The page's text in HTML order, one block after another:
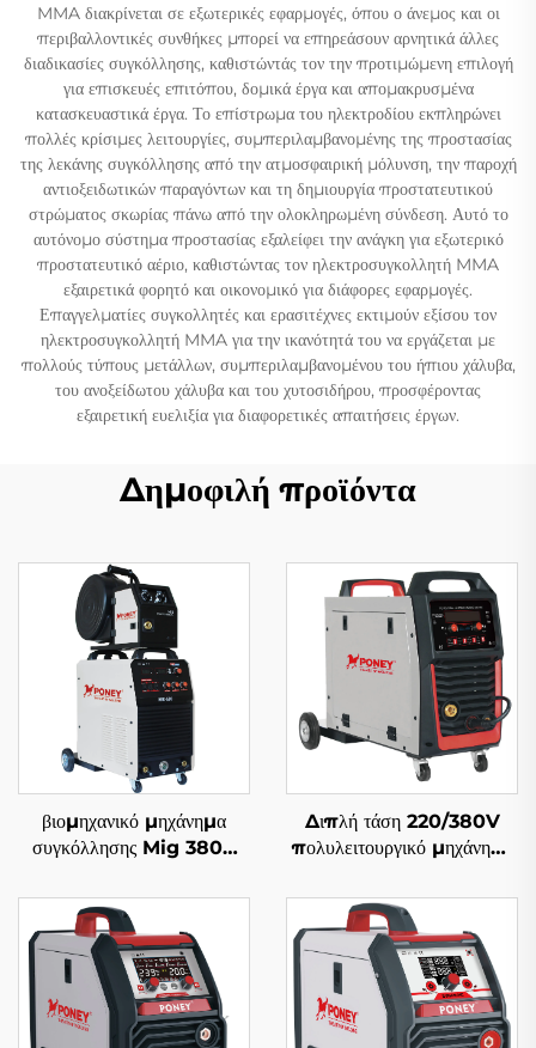
MMA διακρίνεται σε εξωτερικές εφαρμογές, όπου ο άνεμος και οι
περιβαλλοντικές συνθήκες μπορεί να επηρεάσουν αρνητικά άλλες
διαδικασίες συγκόλλησης, καθιστώντάς τον την προτιμώμενη επιλογή
για επισκευές επιτόπου, δομικά έργα και απομακρυσμένα
κατασκευαστικά έργα. Το επίστρωμα του ηλεκτροδίου εκπληρώνει
πολλές κρίσιμες λειτουργίες, συμπεριλαμβανομένης της προστασίας
της λεκάνης συγκόλλησης από την ατμοσφαιρική μόλυνση, την παροχή
αντιοξειδωτικών παραγόντων και τη δημιουργία προστατευτικού
στρώματος σκωρίας πάνω από την ολοκληρωμένη σύνδεση. Αυτό το
αυτόνομο σύστημα προστασίας εξαλείφει την ανάγκη για εξωτερικό
προστατευτικό αέριο, καθιστώντας τον ηλεκτροσυγκολλητή MMA
εξαιρετικά φορητό και οικονομικό για διάφορες εφαρμογές.
Επαγγελματίες συγκολλητές και ερασιτέχνες εκτιμούν εξίσου τον
ηλεκτροσυγκολλητή MMA για την ικανότητά του να εργάζεται με
πολλούς τύπους μετάλλων, συμπεριλαμβανομένου του ήπιου χάλυβα,
του ανοξείδωτου χάλυβα και του χυτοσιδήρου, προσφέροντας
εξαιρετική ευελιξία για διαφορετικές απαιτήσεις έργων.
Δημοφιλή προϊόντα
βιομηχανικό μηχάνημα
συγκόλλησης Mig 380V
ξεχωριστό τροφοδότη
σύρματος, πολυλειτουργικό
με προστασία αερίου CO2,
μηχάνημα συγκόλλησης
Mig/Mag
Διπλή τάση 220/380V
πολυλειτουργικό μηχάνημα
250 με διπλό παλμό,
ψηφιακός έλεγχος,
συγκερασμένο μηχάνημα
συγκόλλησης